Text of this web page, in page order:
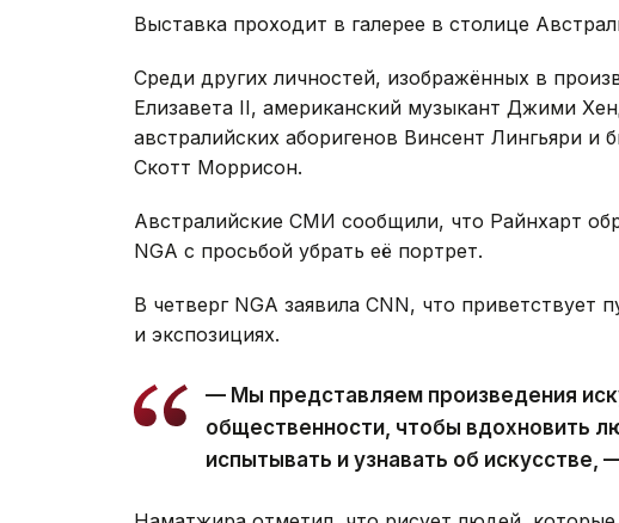
Выставка проходит в галерее в столице
Среди других личностей, изображённых в
Елизавета II, американский музыкант Джими
австралийских аборигенов Винсент Лингьяри
Скотт Моррисон.
Австралийские СМИ сообщили, что Райнхарт
NGA с просьбой убрать её портрет.
В четверг NGA заявила CNN, что приветствует
и экспозициях.
— Мы представляем произведения
общественности, чтобы вдохновить
испытывать и узнавать об искусстве,